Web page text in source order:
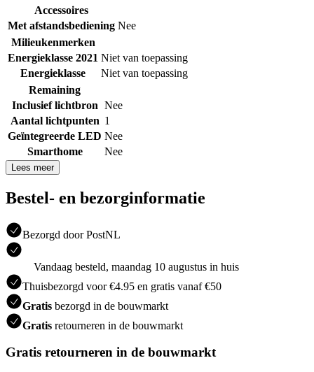
Accessoires
Met afstandsbediening Nee
Milieukenmerken
Energieklasse 2021 Niet van toepassing
Energieklasse
Niet van toepassing
Remaining
Inclusief lichtbron Nee
Aantal lichtpunten 1
Geïntegreerde LED Nee
Smarthome
Nee
Lees meer
Bestel- en bezorginformatie
Bezorgd door PostNL
Vandaag besteld, maandag 10 augustus in huis
Thuisbezorgd voor €4.95 en gratis vanaf €50
Gratis bezorgd in de bouwmarkt
Gratis retourneren in de bouwmarkt
Gratis retourneren in de bouwmarkt